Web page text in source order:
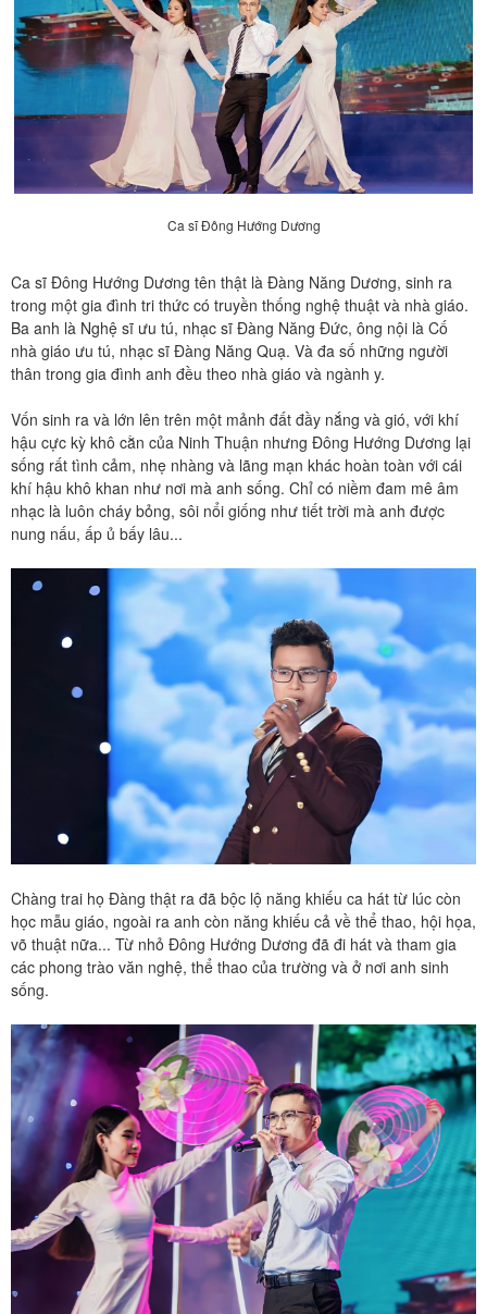
Ca sĩ Đông Hướng Dương
Ca sĩ Đông Hướng Dương tên thật là Đàng Năng Dương, sinh ra
trong một gia đình tri thức có truyền thống nghệ thuật và nhà giáo.
Ba anh là Nghệ sĩ ưu tú, nhạc sĩ Đàng Năng Đức, ông nội là Cố
nhà giáo ưu tú, nhạc sĩ Đàng Năng Quạ. Và đa số những người
thân trong gia đình anh đều theo nhà giáo và ngành y.
Vốn sinh ra và lớn lên trên một mảnh đất đầy nắng và gió, với khí
hậu cực kỳ khô cằn của Ninh Thuận nhưng Đông Hướng Dương lại
sống rất tình cảm, nhẹ nhàng và lãng mạn khác hoàn toàn với cái
khí hậu khô khan như nơi mà anh sống. Chỉ có niềm đam mê âm
nhạc là luôn cháy bỏng, sôi nổi giống như tiết trời mà anh được
nung nấu, ấp ủ bấy lâu...
Chàng trai họ Đàng thật ra đã bộc lộ năng khiếu ca hát từ lúc còn
học mẫu giáo, ngoài ra anh còn năng khiếu cả về thể thao, hội họa,
võ thuật nữa... Từ nhỏ Đông Hướng Dương đã đi hát và tham gia
các phong trào văn nghệ, thể thao của trường và ở nơi anh sinh
sống.